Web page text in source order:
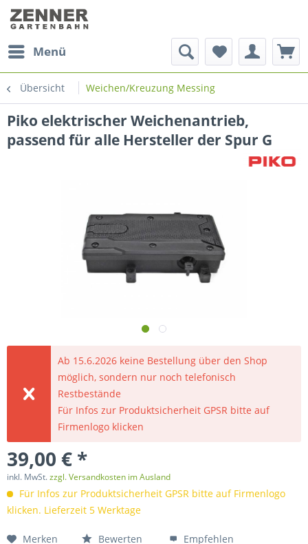
Menü
Übersicht Weichen/Kreuzung Messing
Piko elektrischer Weichenantrieb,
passend für alle Hersteller der Spur G
Ab 15.6.2026 keine Bestellung über den Shop
möglich, sondern nur noch telefonisch
Restbestände
Für Infos zur Produktsicherheit GPSR bitte auf
Firmenlogo klicken
39,00 € *
inkl. MwSt.zzgl. Versandkosten im Ausland
Für Infos zur Produktsicherheit GPSR bitte auf Firmenlogo
klicken. Lieferzeit 5 Werktage
Merken Bewerten Empfehlen